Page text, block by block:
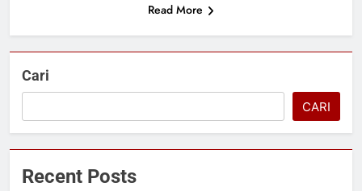
Read More
Cari
CARI
Recent Posts